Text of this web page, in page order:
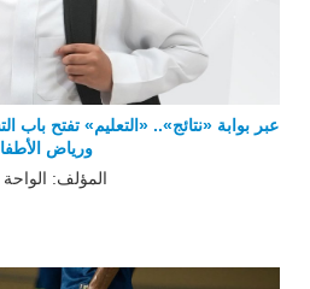
عبر بوابة «نتائج».. «التعليم» تفتح باب
ورياض
المؤلف: الواحة